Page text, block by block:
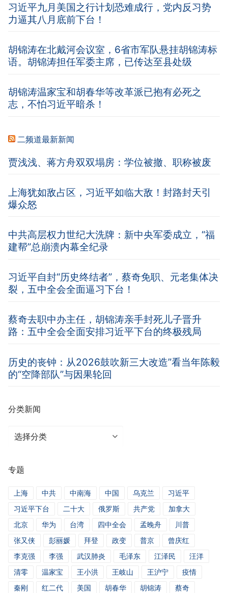
习近平九月美国之行计划恐难成行，党内反习势
力逼其八月底前下台！
胡锦涛在北戴河会议室，6省市军队悬挂胡锦涛标
语。胡锦涛担任军委主席，已传达至县处级
胡锦涛温家宝和胡春华等改革派已抱有必死之
志，不怕习近平暗杀！
二频道最新新闻
贾浅浅、蒋方舟双双塌房：学位被撤、职称被废
上海犹如敌占区，习近平如临大敌！封路封天引
爆众怒
中共高层权力世纪大洗牌：新中央军委成立，“福
建帮”总崩溃内幕全纪录
习近平自封“历史终结者”，蔡奇免职、元老集体决
裂，五中全会全面逼习下台！
蔡奇去职中办主任，胡锦涛亲手封死儿子晋升
路：五中全会全面安排习近平下台的终极残局
历史的丧钟：从2026鼓吹新三大改造”看当年陈毅
的“空降部队”与因果轮回
分类新闻
分
闻
专题
上海 中共 中南海 中国 乌克兰
习近平
习近平下台
二十大 俄罗斯 共产党
加拿大
北京
华为 台湾 四中全会 孟晚舟
川普
张又侠
彭丽媛 拜登 政变 普京
曾庆红
李克强
李强 武汉肺炎 毛泽东 江泽民
汪洋
清零
温家宝 王小洪 王岐山 王沪宁
疫情
秦刚
红二代 美国 胡春华 胡锦涛 蔡奇